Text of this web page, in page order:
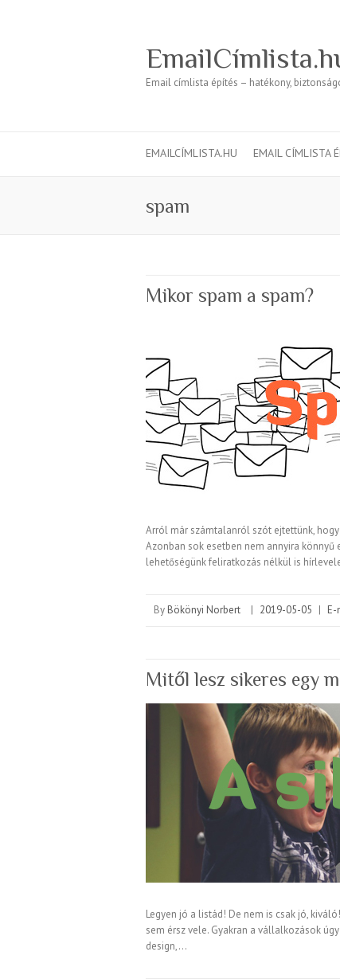
Email címlista építés – hatékony,
EMAILCÍMLISTA.HU EMAIL CÍMLISTA
spam
Mikor spam a spam?
Arról már számtalanról szót ejtettünk,
Azonban sok esetben nem annyira
lehetőségünk feliratkozás nélkül is
By Bökönyi Norbert | 2019-05-05 |
Mitől lesz sikeres egy
Legyen jó a listád! De nem is csak jó,
sem érsz vele. Gyakran a vállalkozások
design,…